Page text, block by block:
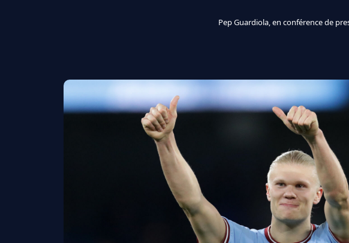
Pep Guardiola, en conférence de